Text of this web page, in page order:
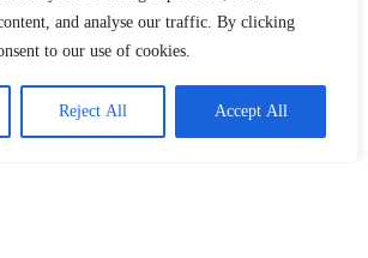
and analyse our traffic. By clicking
to our use of cookies.
Reject All Accept All
cirka 40 000 m
i området. Den nya
in i de anpassade lokalerna i september
i området är: AAK, Kåkå, First class